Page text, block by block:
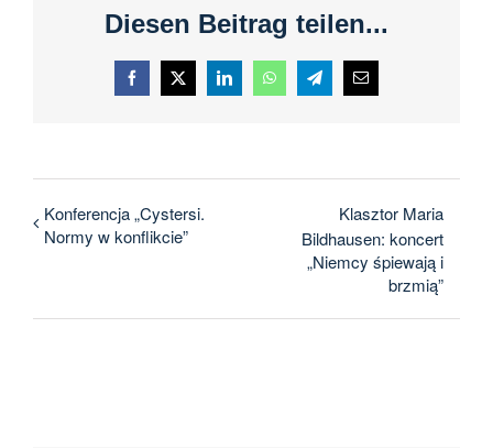
Diesen Beitrag teilen...
Facebook
X LinkedInWhatsAppTelegram
E-
mail
Konferencja „Cystersi.
Normy w konflikcie”
Klasztor Maria
Bildhausen: koncert
„Niemcy śpiewają i
brzmią”